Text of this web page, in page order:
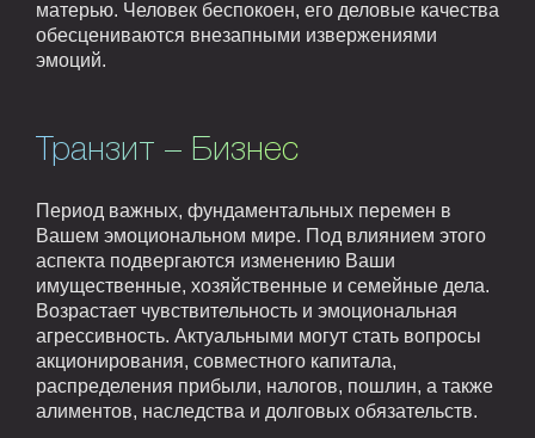
матерью. Человек беспокоен, его деловые качества
обесцениваются внезапными извержениями
эмоций.
Транзит – Бизнес
Период важных, фундаментальных перемен в
Вашем эмоциональном мире. Под влиянием этого
аспекта подвергаются изменению Ваши
имущественные, хозяйственные и семейные дела.
Возрастает чувствительность и эмоциональная
агрессивность. Актуальными могут стать вопросы
акционирования, совместного капитала,
распределения прибыли, налогов, пошлин, а также
алиментов, наследства и долговых обязательств.